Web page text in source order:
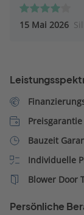
15 Mai 2026
Preisgarantie
Bauzeit
Individuelle
Blower Door
Persönliche